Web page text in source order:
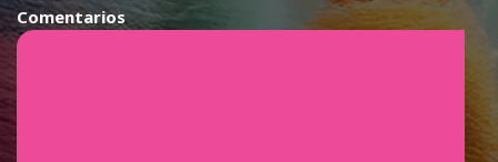
Comentarios